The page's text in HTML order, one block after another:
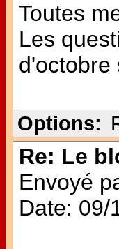
Toutes
Les
d'octobre
Options:
Re: Le
Envoyé
Date: 09/